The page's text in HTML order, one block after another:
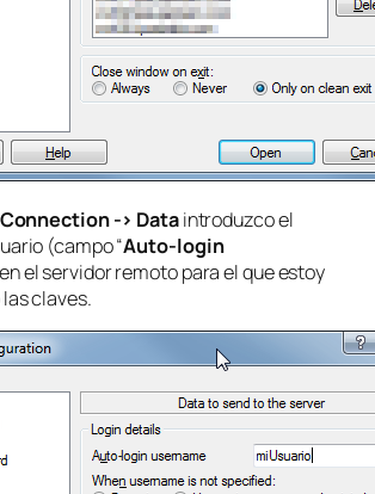
Connection -> Dataintroduzco el
(campo “Auto-login
el servidor remoto para el que estoy
claves.